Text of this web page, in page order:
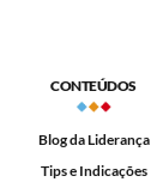
CONTEÚDOS
Blog da Liderança
Tips e Indicações